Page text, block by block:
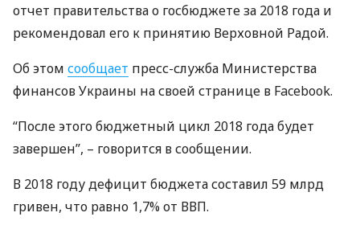
отчет правительства о госбюджете за 2018 года и
рекомендовал его к принятию Верховной Радой.
Об этом сообщает пресс-служба Министерства
финансов Украины на своей странице в Facebook.
“После этого бюджетный цикл 2018 года будет
завершен”, – говорится в сообщении.
В 2018 году дефицит бюджета составил 59 млрд
гривен, что равно 1,7% от ВВП.